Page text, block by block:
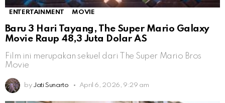
ENTERTAINMENT MOVIE
Baru 3 Hari Tayang, The Super Mario Galaxy
Movie Raup 48,3 Juta Dolar AS
Film ini merupakan sekuel dari The Super Mario Bros
Movie
by Jati Sunarto April 6, 2026, 9:29 am